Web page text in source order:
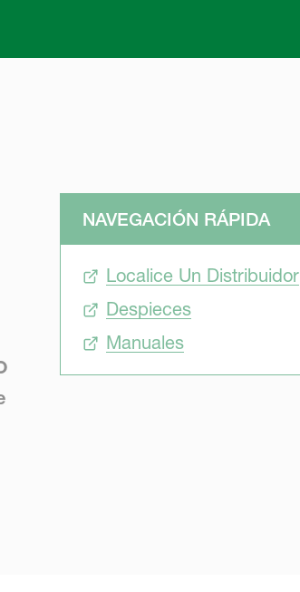
NAVEGACIÓN RÁPIDA
Localice Un Distribuidor
Despieces
Manuales